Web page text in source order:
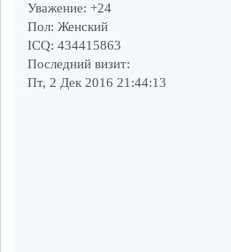
Уважение: +24
Пол: Женский
ICQ: 434415863
Последний визит:
Пт, 2 Дек 2016 21:44:13